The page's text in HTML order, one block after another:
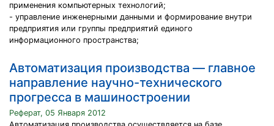
применения компьютерных технологий;
- управление инженерными данными и формирование внутри
предприятия или группы предприятий единого
информационного пространства;
Автоматизация производства — главное
направление научно-технического
прогресса в машиностроении
Реферат, 05 Января 2012